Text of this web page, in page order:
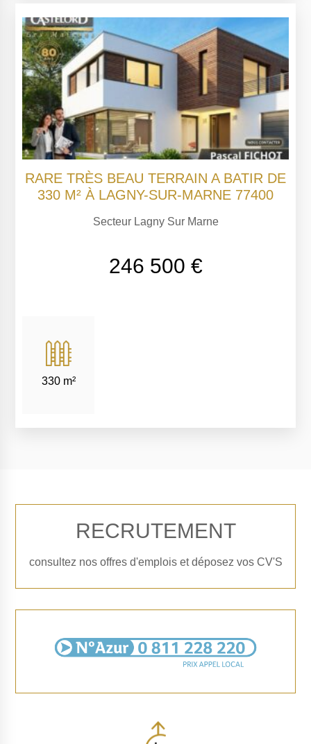
RARE TRÈS BEAU TERRAIN A BATIR DE
330 M² À LAGNY-SUR-MARNE 77400
Secteur Lagny Sur Marne
246 500 €
330 m²
RECRUTEMENT
consultez nos offres d'emplois et déposez vos CV'S